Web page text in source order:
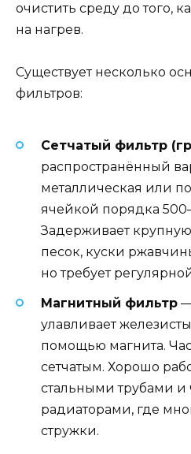
очистить среду до того,
на нагрев.
Существует несколько
фильтров:
Сетчатый фильтр
распространённый
металлическая или
ячейкой порядка
Задерживает
песок, куски
но требует
Магнитный фильтр
улавливает
помощью магнита.
сетчатым. Хорошо
стальными трубами и
радиаторами, где
стружки.